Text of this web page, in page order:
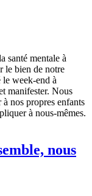
santé mentale à
le bien de notre
le week-end à
manifester. Nous
nos propres enfants
à nous-mêmes.
nous